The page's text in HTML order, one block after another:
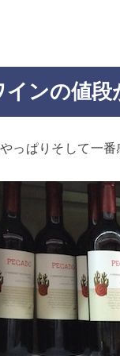
インの値
っぱりそして一番